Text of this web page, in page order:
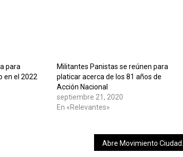
para
en el 2022
Militantes Panistas se reúnen para
platicar acerca de los 81 años de
Acción Nacional
septiembre 21, 2020
En «Relevantes»